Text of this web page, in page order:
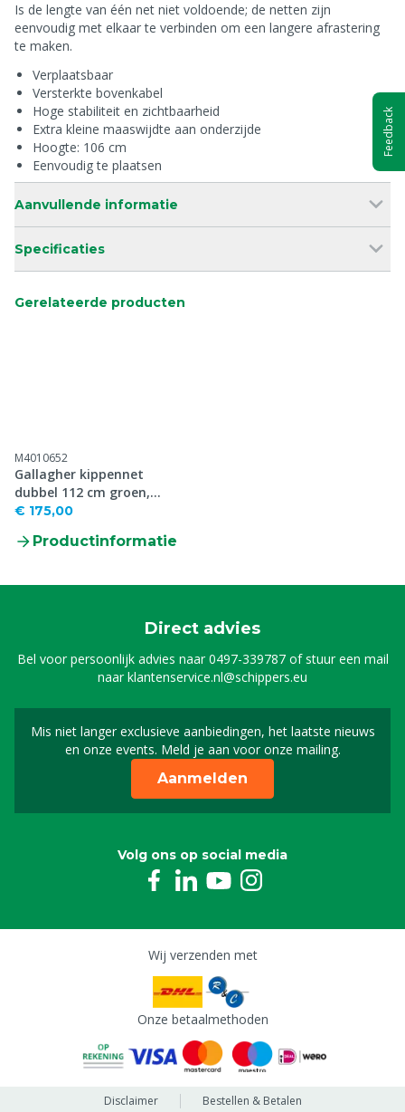
Is de lengte van één net niet voldoende; de netten zijn
eenvoudig met elkaar te verbinden om een langere afrastering
te maken.
Verplaatsbaar
Versterkte bovenkabel
Hoge stabiliteit en zichtbaarheid
Extra kleine maaswijdte aan onderzijde
Hoogte: 106 cm
Eenvoudig te plaatsen
Aanvullende informatie
Specificaties
Gerelateerde producten
M4010652
Gallagher kippennet
dubbel 112 cm groen,
50m
€ 175,00
Productinformatie
Direct advies
Bel voor persoonlijk advies naar0497-339787of stuur een mail
naarklantenservice.nl@schippers.eu
Mis niet langer exclusieve aanbiedingen, het laatste nieuws
en onze events. Meld je aan voor onze mailing.
Schrijf je in voor onze
Aanmelden
Volg ons op social media
Wij verzenden met
Onze betaalmethoden
Disclaimer Bestellen & Betalen
Feedback